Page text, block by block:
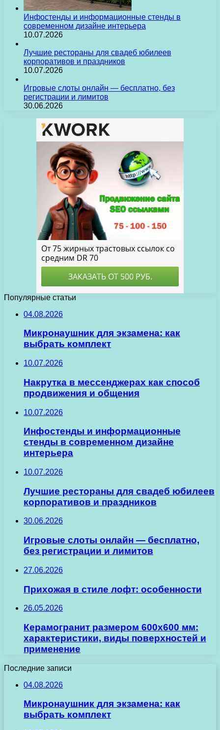
Инфостенды и информационные стенды в
современном дизайне интерьера
10.07.2026
Лучшие рестораны для свадеб юбилеев
корпоративов и праздников
10.07.2026
Игровые слоты онлайн — бесплатно, без
регистрации и лимитов
30.06.2026
Популярные статьи
04.08.2026
Микронаушник для экзамена: как
выбрать комплект
10.07.2026
Накрутка в мессенджерах как способ
продвижения и общения
10.07.2026
Инфостенды и информационные
стенды в современном дизайне
интерьера
10.07.2026
Лучшие рестораны для свадеб юбилеев
корпоративов и праздников
30.06.2026
Игровые слоты онлайн — бесплатно,
без регистрации и лимитов
27.06.2026
Прихожая в стиле лофт: особенности
26.05.2026
Керамогранит размером 600х600 мм:
характеристики, виды поверхностей и
применение
Последние записи
04.08.2026
Микронаушник для экзамена: как
выбрать комплект